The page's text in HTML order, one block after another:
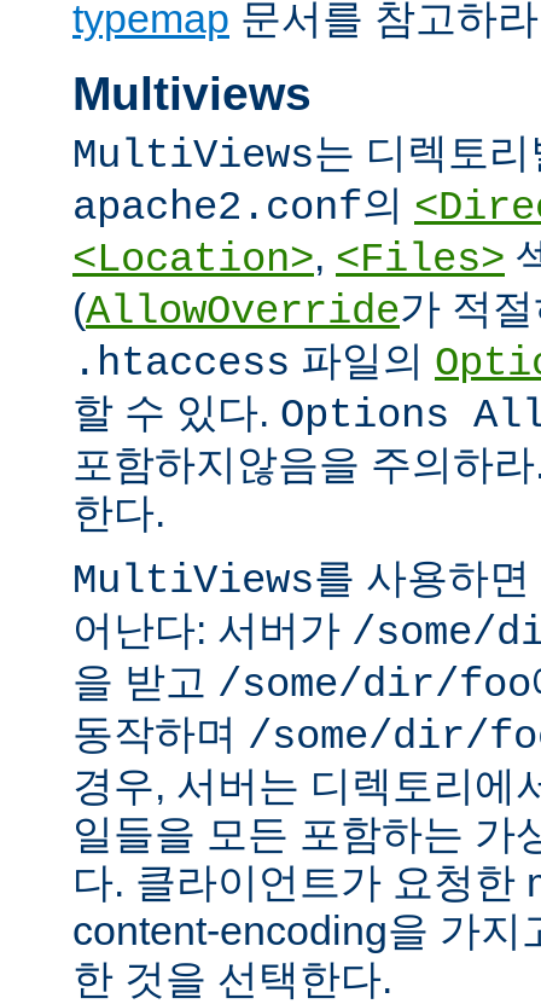
typemap 문서를 참고하
Multiviews
MultiViews는 디렉토
apache2.conf의
<Location>, <Files>
(AllowOverride가 적
.htaccess 파일의
할 수 있다. Options
포함하지않음을 주의하
한다.
MultiViews를 사용하
어난다: 서버가 /some/
을 받고 /some/dir/foo
동작하며 /some/dir/
경우, 서버는 디렉토리에
일들을 모든 포함하는 가
다. 클라이언트가 요청한
content-encoding을 가지
한 것을 선택한다.